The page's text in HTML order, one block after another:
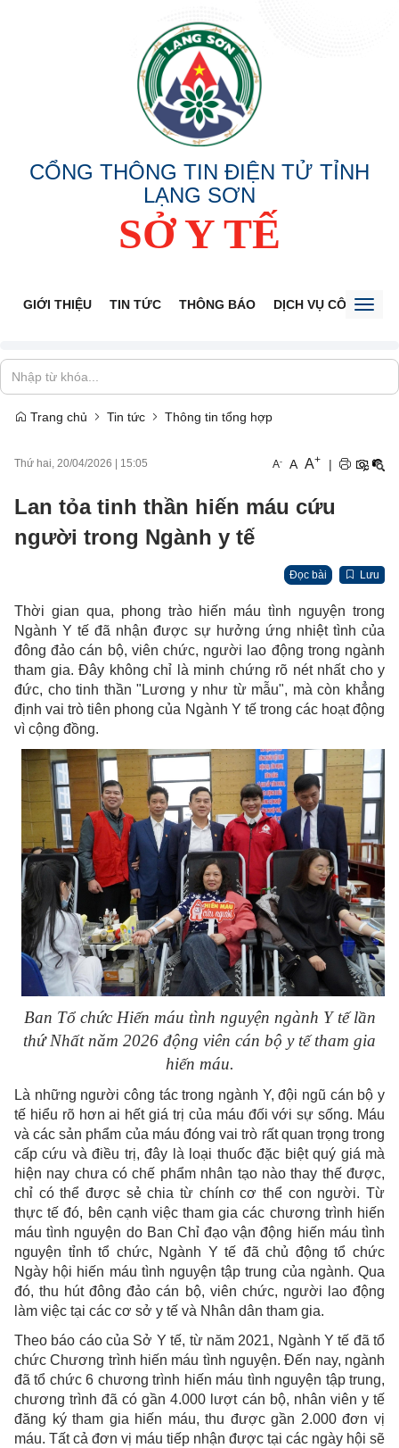
CỔNG THÔNG TIN ĐIỆN TỬ TỈNH
LẠNG SƠN
SỞ Y TẾ
GIỚI THIỆU TIN TỨC THÔNG BÁO DỊCH VỤ CÔNG
Trang chủ Tin tức Thông tin tổng hợp
Thứ hai, 20/04/2026 15:05 A- A A+ |
Lan tỏa tinh thần hiến máu cứu
người trong Ngành y tế
Đọc bài Lưu
Thời gian qua, phong trào hiến máu tình nguyện trong
Ngành Y tế đã nhận được sự hưởng ứng nhiệt tình của
đông đảo cán bộ, viên chức, người lao động trong ngành
tham gia. Đây không chỉ là minh chứng rõ nét nhất cho y
đức, cho tinh thần "Lương y như từ mẫu", mà còn khẳng
định vai trò tiên phong của Ngành Y tế trong các hoạt động
vì cộng đồng.
Ban Tổ chức Hiến máu tình nguyện ngành Y tế lần
thứ Nhất năm 2026 động viên cán bộ y tế tham gia
hiến máu.
Là những người công tác trong ngành Y, đội ngũ cán bộ y
tế hiểu rõ hơn ai hết giá trị của máu đối với sự sống. Máu
và các sản phẩm của máu đóng vai trò rất quan trọng trong
cấp cứu và điều trị, đây là loại thuốc đặc biệt quý giá mà
hiện nay chưa có chế phẩm nhân tạo nào thay thế được,
chỉ có thể được sẻ chia từ chính cơ thể con người. Từ
thực tế đó, bên cạnh việc tham gia các chương trình hiến
máu tình nguyện do Ban Chỉ đạo vận động hiến máu tình
nguyện tỉnh tổ chức, Ngành Y tế đã chủ động tổ chức
Ngày hội hiến máu tình nguyện tập trung của ngành. Qua
đó, thu hút đông đảo cán bộ, viên chức, người lao động
làm việc tại các cơ sở y tế và Nhân dân tham gia.
Theo báo cáo của Sở Y tế, từ năm 2021, Ngành Y tế đã tổ
chức Chương trình hiến máu tình nguyện. Đến nay, ngành
đã tổ chức 6 chương trình hiến máu tình nguyện tập trung,
chương trình đã có gần 4.000 lượt cán bộ, nhân viên y tế
đăng ký tham gia hiến máu, thu được gần 2.000 đơn vị
máu. Tất cả đơn vị máu tiếp nhận được tại các ngày hội sẽ